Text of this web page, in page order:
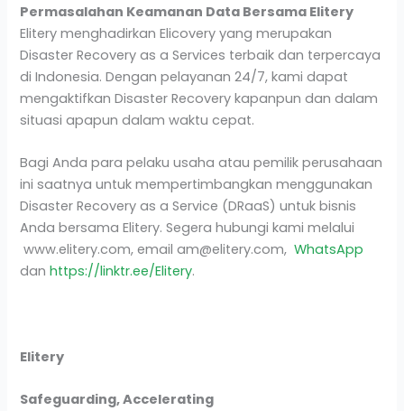
Permasalahan Keamanan Data Bersama Elitery
Elitery menghadirkan Elicovery yang merupakan
Disaster Recovery as a Services terbaik dan terpercaya
di Indonesia. Dengan pelayanan 24/7, kami dapat
mengaktifkan Disaster Recovery kapanpun dan dalam
situasi apapun dalam waktu cepat.
Bagi Anda para pelaku usaha atau pemilik perusahaan
ini saatnya untuk mempertimbangkan menggunakan
Disaster Recovery as a Service (DRaaS) untuk bisnis
Anda bersama Elitery. Segera hubungi kami melalui
www.elitery.com, emailam@elitery.com, WhatsApp
dan https://linktr.ee/Elitery.
Elitery
Safeguarding, Accelerating